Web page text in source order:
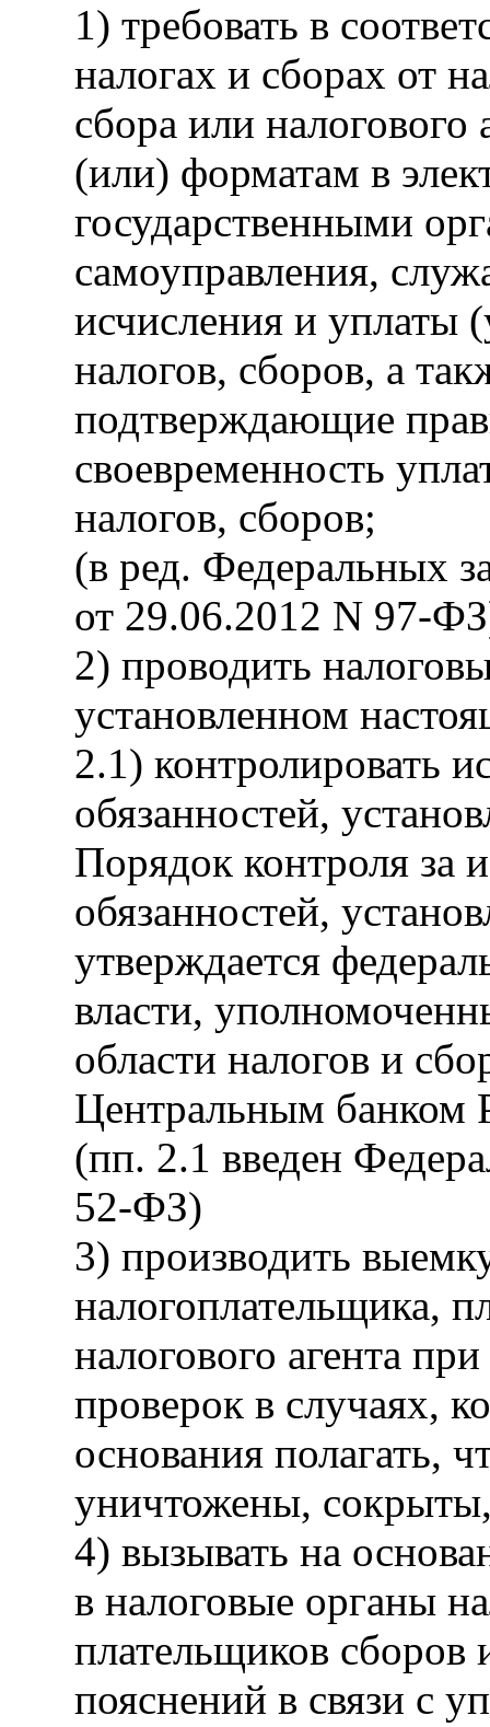
1) требовать в
налогах и сборах от
сбора или
(или) форматам в
государственными
самоуправления,
исчисления и уплаты
налогов, сборов, а
подтверждающие
своевременность
налогов, сборов;
(в ред. Федеральных
от 29.06.2012 N 97-
2) проводить
установленном
2.1) контролировать
обязанностей,
Порядок контроля за
обязанностей,
утверждается
власти,
области налогов и
Центральным банком
(пп. 2.1 введен
52-ФЗ)
3) производить
налогоплательщика,
налогового агента
проверок в случаях,
основания полагать,
уничтожены,
4) вызывать на
в налоговые органы
плательщиков сборов
пояснений в связи с